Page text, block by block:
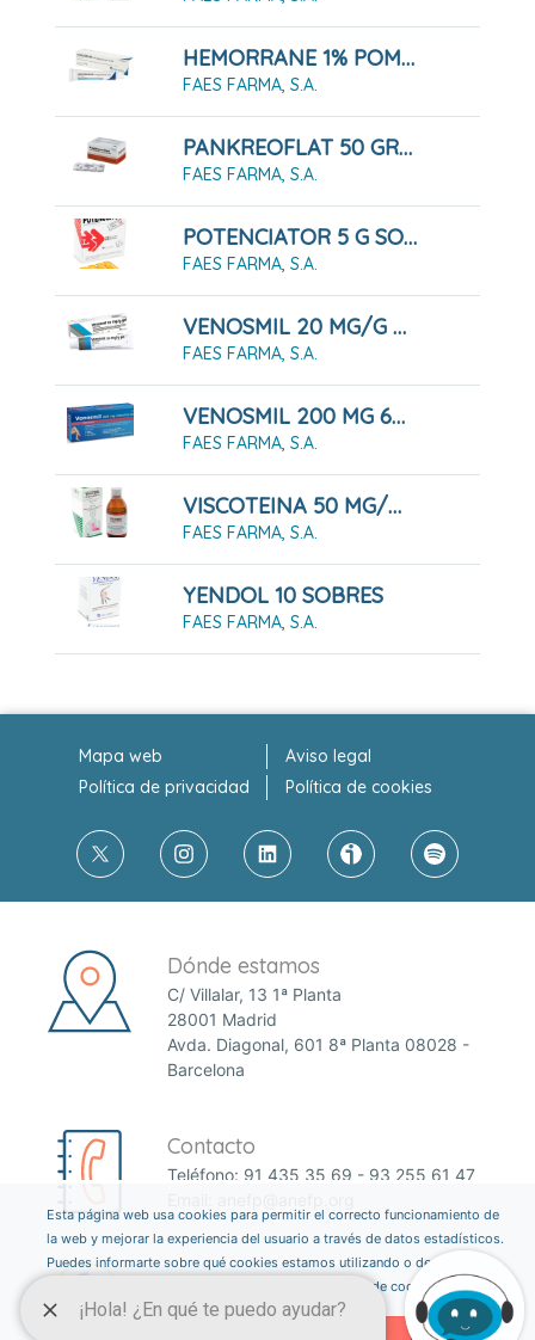
HEMORRANE 1% POMADA RECTAL 30 G
FAES FARMA, S.A.
PANKREOFLAT 50 GRAGEAS
FAES FARMA, S.A.
POTENCIATOR 5 G SOLUCIÓN ORAL , 20 AMPOLLAS DE 10 ML
FAES FARMA, S.A.
VENOSMIL 20 MG/G GEL 60 G
FAES FARMA, S.A.
VENOSMIL 200 MG 60 CAPSULAS DURAS
FAES FARMA, S.A.
VISCOTEINA 50 MG/ML SOLUCION ORAL 200 ML
FAES FARMA, S.A.
YENDOL 10 SOBRES
FAES FARMA, S.A.
Mapa web
Aviso legal
Política de privacidad
Política de cookies
Dónde estamos
C/ Villalar, 13 1ª Planta
28001 Madrid
Avda. Diagonal, 601 8ª Planta 08028 -
Barcelona
Contacto
Teléfono: 91 435 35 69 - 93 255 61 47
Esta página web usa cookies para permitir el correcto funcionamiento de
la web y mejorar la experiencia del usuario a través de datos estadísticos.
Puedes informarte sobre qué cookies estamos utilizando o desactivarlas
a través del botón ajustes. Consulta nuestra política de cookies aquí.